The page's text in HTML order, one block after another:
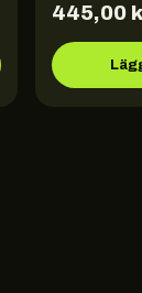
445,00